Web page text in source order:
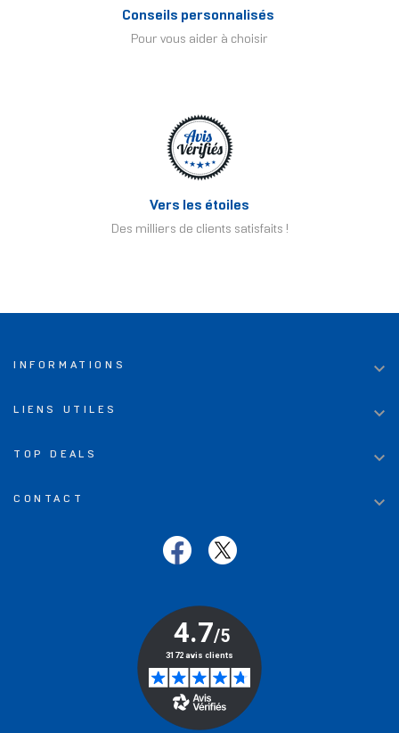
Conseils personnalisés
Pour vous aider à choisir
Vers les étoiles
Des milliers de clients satisfaits !
INFORMATIONS 
LIENS UTILES 
TOP DEALS 
CONTACT 